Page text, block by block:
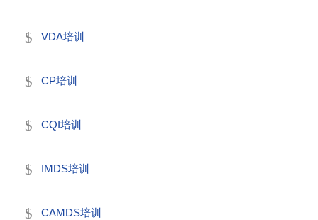
VDA培训
CP培训
CQI培训
IMDS培训
CAMDS培训